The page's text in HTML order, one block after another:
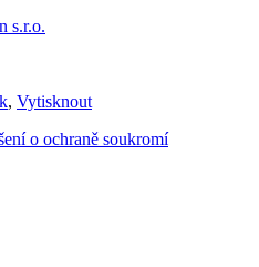
s.r.o.
, Vytisknout
o ochraně soukromí